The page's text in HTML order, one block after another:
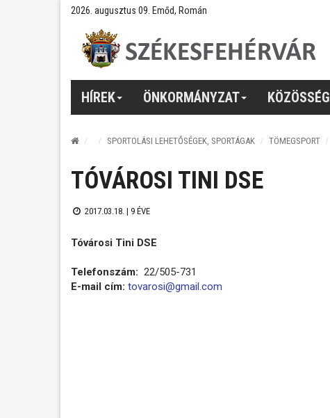
2026. augusztus 09. Emőd, Román
HÍREK ÖNKORMÁNYZAT KÖZÖSSÉG
SPORTOLÁSI LEHETŐSÉGEK, SPORTÁGAK TÖMEGSPORT
TÓVÁROSI TINI DSE
2017.03.18. | 9 ÉVE
Tóvárosi Tini DSE
Telefonszám: 22/505-731
E-mail cím: tovarosi@gmail.com